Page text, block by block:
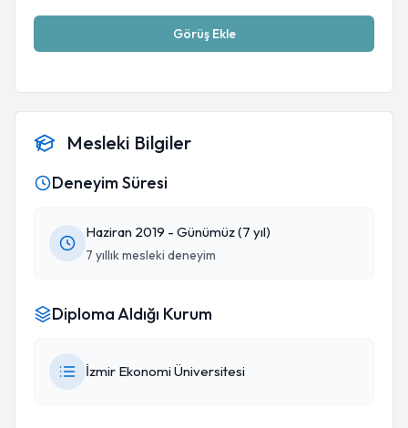
Görüş Ekle
Mesleki Bilgiler
Deneyim Süresi
Haziran 2019 - Günümüz (7 yıl)
7 yıllık mesleki deneyim
Diploma Aldığı Kurum
İzmir Ekonomi Üniversitesi